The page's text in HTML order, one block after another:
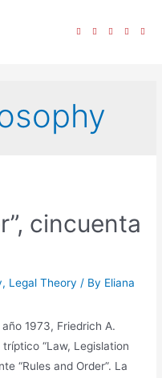
cincuenta
, Legal Theory / By Eliana
1973, Friedrich A.
“Law, Legislation
“Rules and Order”. La